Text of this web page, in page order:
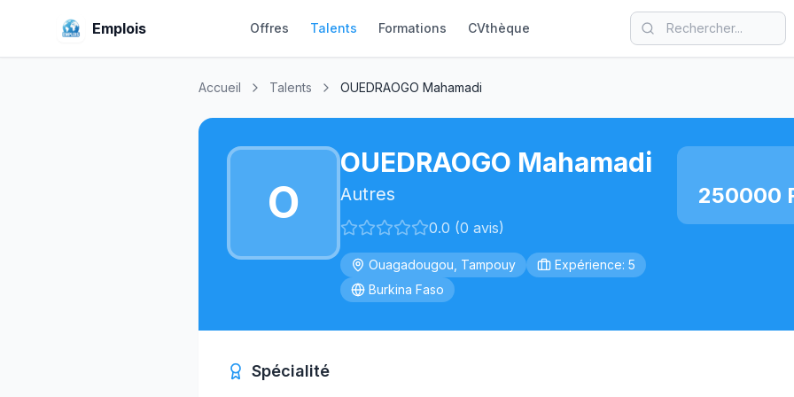
Emplois Offres Talents Formations CVthèque
Accueil Talents OUEDRAOGO Mahamadi
O
OUEDRAOGO Mahamadi
Autres
0.0 (0 avis)
Ouagadougou, Tampouy
Expérience: 5
Burkina Faso
250000
Spécialité